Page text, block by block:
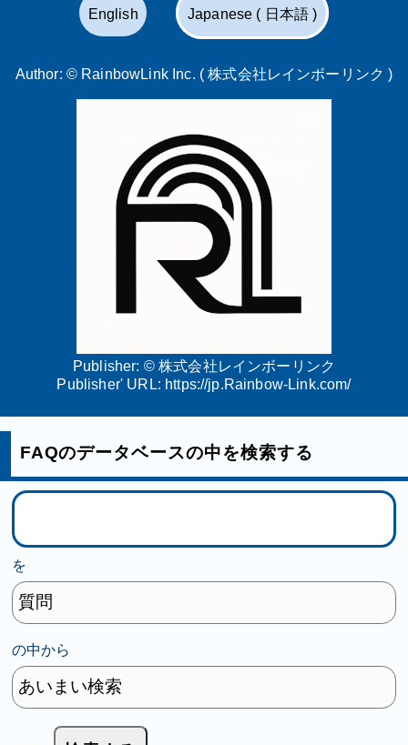
English Japanese ( 日本語 )
Author: © RainbowLink Inc. ( 株式会社レインボーリンク )
Publisher: ©株式会社レインボーリンク
Publisher' URL: https://jp.Rainbow-Link.com/
FAQのデータベースの中を検索する
を
の中から